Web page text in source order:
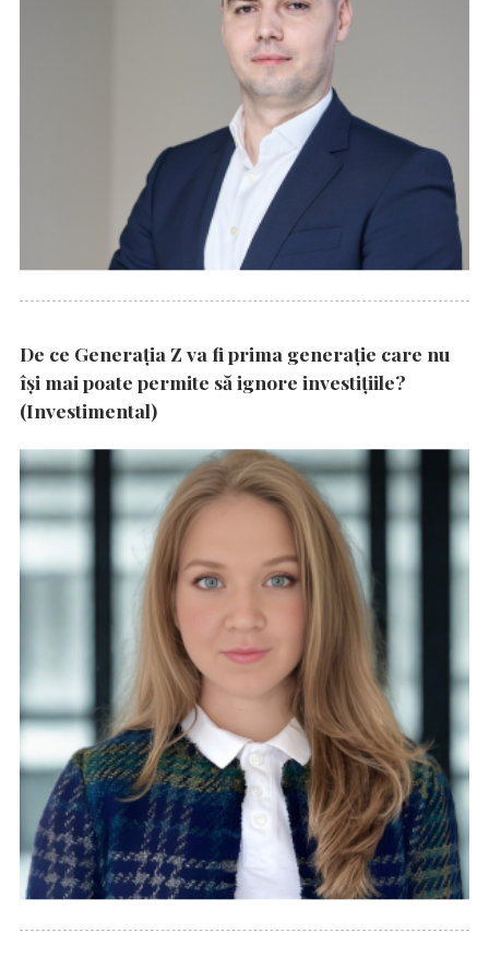
De ce Generația Z va fi prima generație care nu
își mai poate permite să ignore investițiile?
(Investimental)